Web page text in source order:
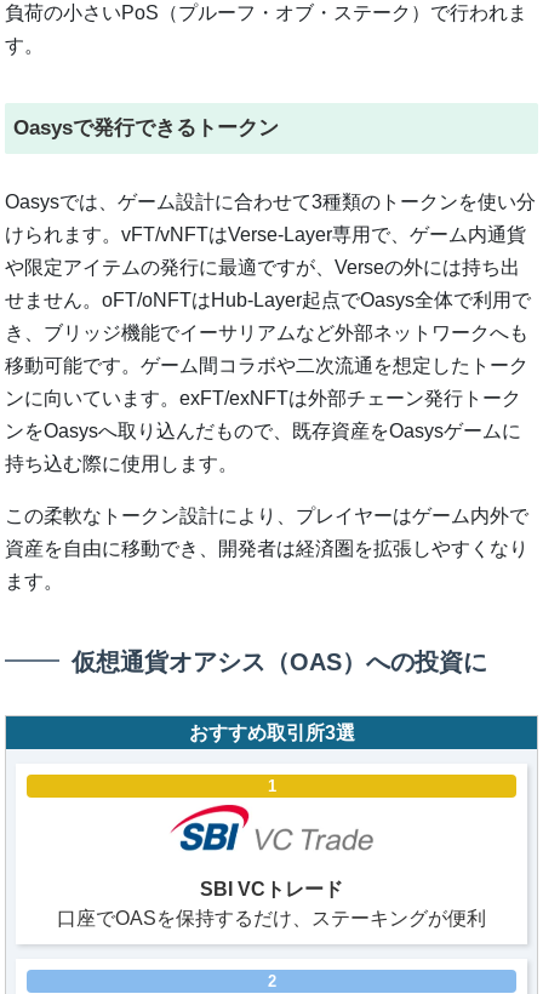
負荷の小さいPoS（プルーフ・オブ・ステーク）で行われま
す。
Oasysで発行できるトークン
Oasysでは、ゲーム設計に合わせて3種類のトークンを使い分
けられます。vFT/vNFTはVerse-Layer専用で、ゲーム内通貨
や限定アイテムの発行に最適ですが、Verseの外には持ち出
せません。oFT/oNFTはHub-Layer起点でOasys全体で利用で
き、ブリッジ機能でイーサリアムなど外部ネットワークへも
移動可能です。ゲーム間コラボや二次流通を想定したトーク
ンに向いています。exFT/exNFTは外部チェーン発行トーク
ンをOasysへ取り込んだもので、既存資産をOasysゲームに
持ち込む際に使用します。
この柔軟なトークン設計により、プレイヤーはゲーム内外で
資産を自由に移動でき、開発者は経済圏を拡張しやすくなり
ます。
仮想通貨オアシス（OAS）への投資に
おすすめ取引所3選
1
SBI VCトレード
口座でOASを保持するだけ、ステーキングが便利
2